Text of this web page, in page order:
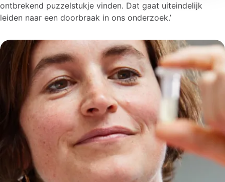
ontbrekend puzzelstukje vinden. Dat gaat uiteindelijk
leiden naar een doorbraak in ons onderzoek.’